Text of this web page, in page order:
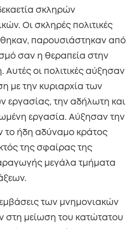
σκληρών
Οι σκληρές πολιτικές
παρουσιάστηκαν από
σαν η θεραπεία στην
Αυτές οι πολιτικές αύξησαν
με την κυριαρχία των
εργασίας, την αδήλωτη και
εργασία. Αύξησαν την
το ήδη αδύναμο κράτος
της σφαίρας της
μεγάλα τμήματα
των μνημονιακών
στη μείωση του κατώτατου